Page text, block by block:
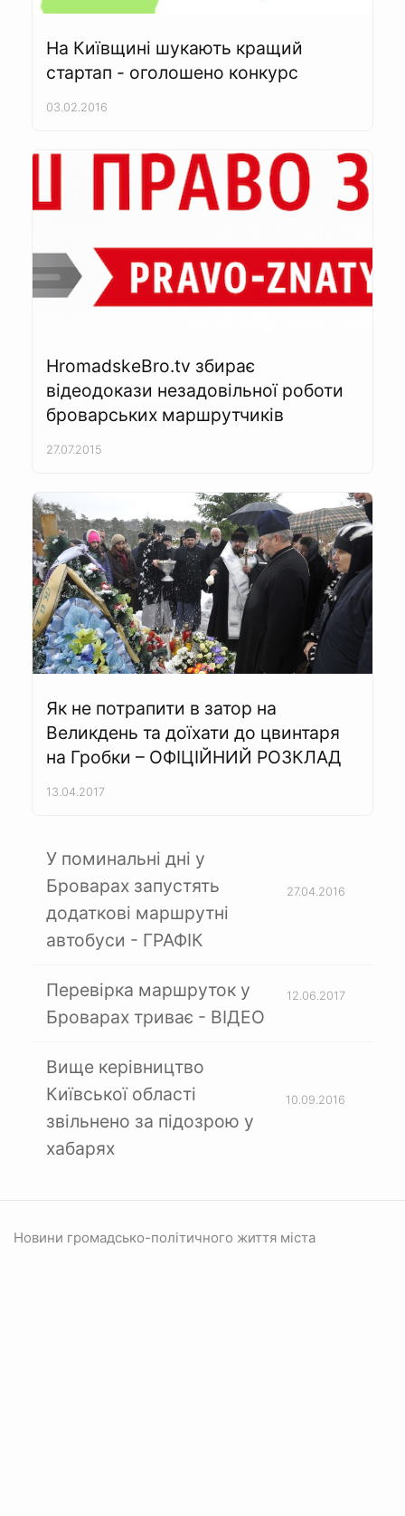
На Київщині шукають кращий
стартап - оголошено конкурс
03.02.2016
HromadskeBro.tv збирає
відеодокази незадовільної роботи
броварських маршрутчиків
27.07.2015
Як не потрапити в затор на
Великдень та доїхати до цвинтаря
на Гробки – ОФІЦІЙНИЙ РОЗКЛАД
13.04.2017
У поминальні дні у
Броварах запустять
додаткові маршрутні
автобуси - ГРАФІК
27.04.2016
Перевірка маршруток у
Броварах триває - ВІДЕО
12.06.2017
Вище керівництво
Київської області
звільнено за підозрою у
хабарях
10.09.2016
Новини громадсько-політичного життя міста